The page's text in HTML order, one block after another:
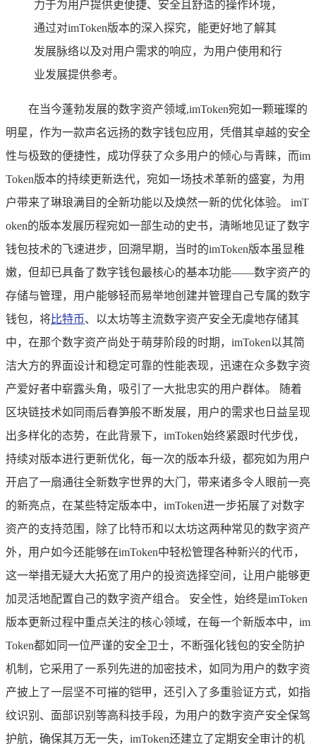
力于为用户提供更便捷、安全且舒适的操作环境，
通过对imToken版本的深入探究，能更好地了解其
发展脉络以及对用户需求的响应，为用户使用和行
业发展提供参考。
在当今蓬勃发展的数字资产领域,imToken宛如一颗璀璨的
明星，作为一款声名远扬的数字钱包应用，凭借其卓越的安全
性与极致的便捷性，成功俘获了众多用户的倾心与青睐，而im
Token版本的持续更新迭代，宛如一场技术革新的盛宴，为用
户带来了琳琅满目的全新功能以及焕然一新的优化体验。 imT
oken的版本发展历程宛如一部生动的史书，清晰地见证了数字
钱包技术的飞速进步，回溯早期，当时的imToken版本虽显稚
嫩，但却已具备了数字钱包最核心的基本功能——数字资产的
存储与管理，用户能够轻而易举地创建并管理自己专属的数字
钱包，将比特币、以太坊等主流数字资产安全无虞地存储其
中，在那个数字资产尚处于萌芽阶段的时期，imToken以其简
洁大方的界面设计和稳定可靠的性能表现，迅速在众多数字资
产爱好者中崭露头角，吸引了一大批忠实的用户群体。 随着
区块链技术如同雨后春笋般不断发展，用户的需求也日益呈现
出多样化的态势，在此背景下，imToken始终紧跟时代步伐，
持续对版本进行更新优化，每一次的版本升级，都宛如为用户
开启了一扇通往全新数字世界的大门，带来诸多令人眼前一亮
的新亮点，在某些特定版本中，imToken进一步拓展了对数字
资产的支持范围，除了比特币和以太坊这两种常见的数字资产
外，用户如今还能够在imToken中轻松管理各种新兴的代币，
这一举措无疑大大拓宽了用户的投资选择空间，让用户能够更
加灵活地配置自己的数字资产组合。 安全性，始终是imToken
版本更新过程中重点关注的核心领域，在每一个新版本中，im
Token都如同一位严谨的安全卫士，不断强化钱包的安全防护
机制，它采用了一系列先进的加密技术，如同为用户的数字资
产披上了一层坚不可摧的铠甲，还引入了多重验证方式，如指
纹识别、面部识别等高科技手段，为用户的数字资产安全保驾
护航，确保其万无一失，imToken还建立了定期安全审计的机